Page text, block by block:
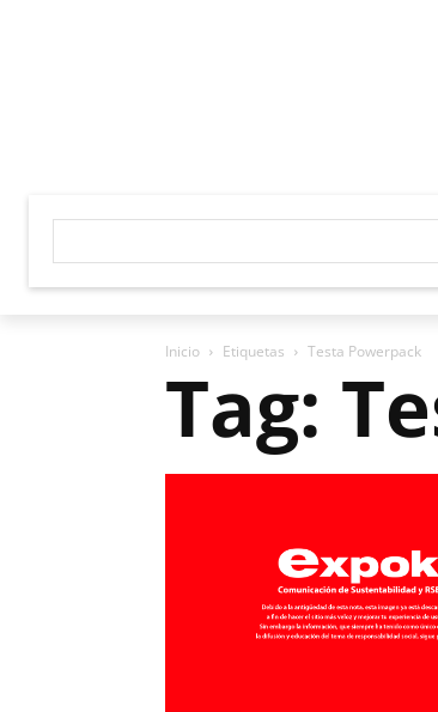
Inicio Etiquetas Testa Powerpack
Tag: